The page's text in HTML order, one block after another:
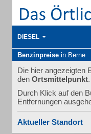
DIESEL
Benzinpreise in Berne
Die hier angezeigten
den Ortsmittelpunkt.
Durch Klick auf den
Entfernungen
Aktueller Standort